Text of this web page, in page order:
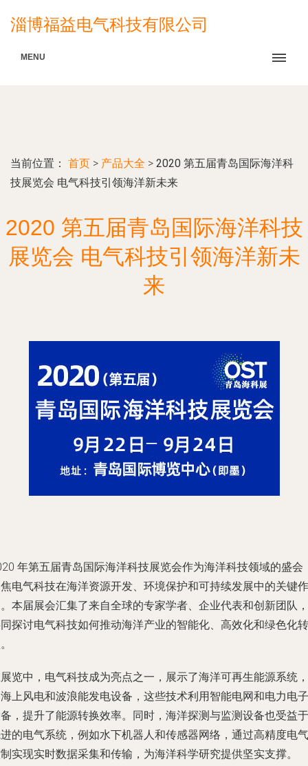
淄博福益电气科技有限公司
MENU
当前位置： 首页 > 产品大全 > 2020 第五届青岛国际海洋科
技展览会 电气科技引领海洋新未来
2020 第五届青岛国际海洋科技
展览会 电气科技引领海洋新未
来
年第五届青岛国际海洋科技展览会作为海洋科技领域的盛会
电气科技在海洋资源开发、环境保护和可持续发展中的关键作
本届展会汇集了来自全球的专家学者、企业代表和创新团队，
探讨电气科技如何推动海洋产业的智能化、高效化和绿色化转
览中，电气科技成为亮点之一，展示了海洋可再生能源系统，
上风电和波浪能发电设备，这些技术利用智能电网和电力电子
，提升了能源转换效率。同时，海洋探测与监测设备也受益于
的电气系统，例如水下机器人和传感器网络，通过高精度电气
实现实时数据采集和传输，为海洋科学研究提供坚实支撑。